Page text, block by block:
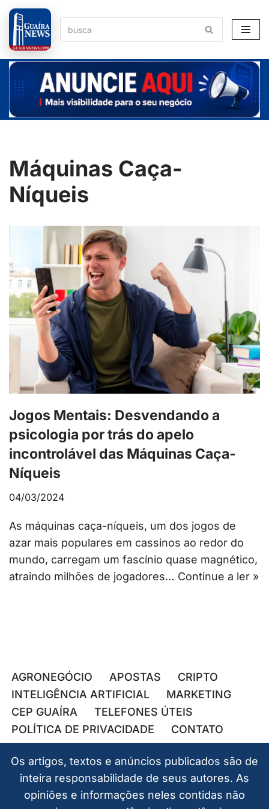
Pular
para
o
conteúdo
Máquinas Caça-
Níqueis
Jogos Mentais: Desvendando a
psicologia por trás do apelo
incontrolável das Máquinas Caça-
Níqueis
04/03/2024
As máquinas caça-níqueis, um dos jogos de
azar mais populares em cassinos ao redor do
mundo, carregam um fascínio quase magnético,
atraindo milhões de jogadores… Continue a ler »
AGRONEGÓCIO APOSTAS
CRIPTO
INTELIGÊNCIA ARTIFICIAL
MARKETING
CEP GUAÍRA
TELEFONES ÚTEIS
POLÍTICA DE PRIVACIDADE
CONTATO
Os artigos, textos e anúncios publicados são de
inteira responsabilidade de seus autores. As
opiniões e informações neles contidas não